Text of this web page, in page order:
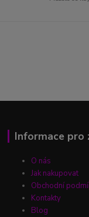
Informace pro
O nás
Jak nakupovat
Obchodní
Kontakty
Blog